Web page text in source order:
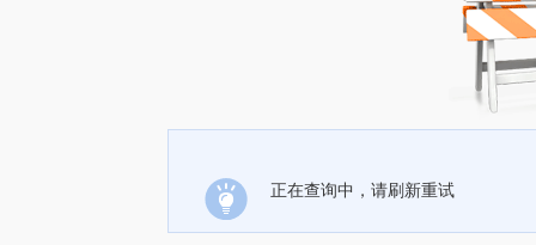
正在查询中，请刷新重试